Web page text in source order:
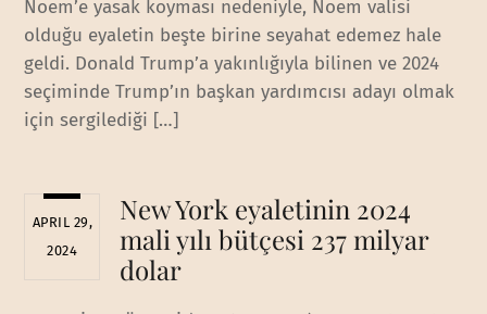
Noem’e yasak koyması nedeniyle, Noem valisi
olduğu eyaletin beşte birine seyahat edemez hale
geldi. Donald Trump’a yakınlığıyla bilinen ve 2024
seçiminde Trump’ın başkan yardımcısı adayı olmak
için sergilediği […]
APRIL 29,
2024
New York eyaletinin 2024
mali yılı bütçesi 237 milyar
dolar